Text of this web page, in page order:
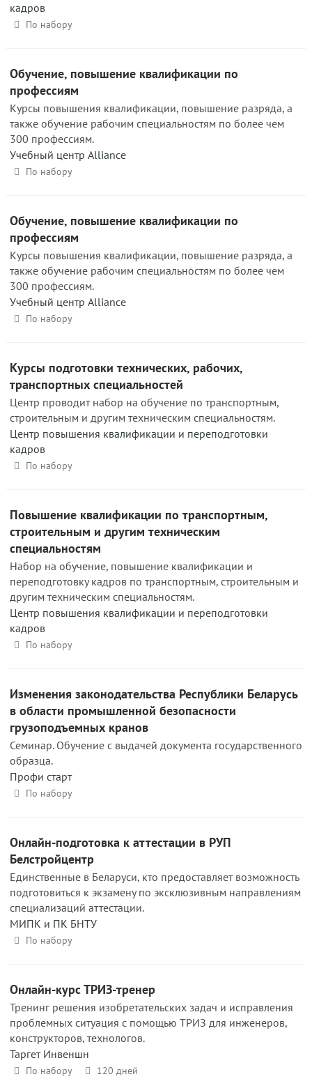
кадров
По набору
Обучение, повышение квалификации по
профессиям
Курсы повышения квалификации, повышение разряда, а
также обучение рабочим специальностям по более чем
300 профессиям.
Учебный центр Alliance
По набору
Обучение, повышение квалификации по
профессиям
Курсы повышения квалификации, повышение разряда, а
также обучение рабочим специальностям по более чем
300 профессиям.
Учебный центр Alliance
По набору
Курсы подготовки технических, рабочих,
транспортных специальностей
Центр проводит набор на обучение по транспортным,
строительным и другим техническим специальностям.
Центр повышения квалификации и переподготовки
кадров
По набору
Повышение квалификации по транспортным,
строительным и другим техническим
специальностям
Набор на обучение, повышение квалификации и
переподготовку кадров по транспортным, строительным и
другим техническим специальностям.
Центр повышения квалификации и переподготовки
кадров
По набору
Изменения законодательства Республики Беларусь
в области промышленной безопасности
грузоподъемных кранов
Семинар. Обучение с выдачей документа государственного
образца.
Профи старт
По набору
Онлайн-подготовка к аттестации в РУП
Белстройцентр
Единственные в Беларуси, кто предоставляет возможность
подготовиться к экзамену по эксклюзивным направлениям
специализаций аттестации.
МИПК и ПК БНТУ
По набору
Онлайн-курс ТРИЗ-тренер
Тренинг решения изобретательских задач и исправления
проблемных ситуация с помощью ТРИЗ для инженеров,
конструкторов, технологов.
Таргет Инвеншн
По набору 120 дней